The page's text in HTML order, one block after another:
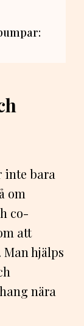
inte bara
om
co-
att
hjälps
nära